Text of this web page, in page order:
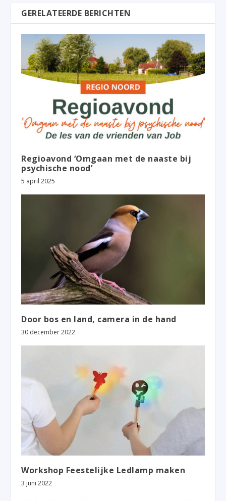
GERELATEERDE BERICHTEN
Regioavond ‘Omgaan met de naaste bij
psychische nood’
5 april 2025
Door bos en land, camera in de hand
30 december 2022
Workshop Feestelijke Ledlamp maken
3 juni 2022